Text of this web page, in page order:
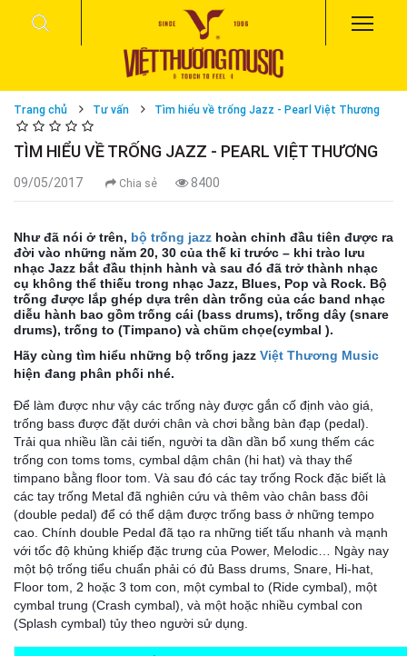
Trang chủ Tư vấn Tìm hiểu về trống Jazz - Pearl Việt Thương
TÌM HIỂU VỀ TRỐNG JAZZ - PEARL VIỆT THƯƠNG
09/05/2017 Chia sẻ 8400
Như đã nói ở trên, bộ trống jazz hoàn chỉnh đầu tiên được ra
đời vào những năm 20, 30 của thế kỉ trước – khi trào lưu
nhạc Jazz bắt đầu thịnh hành và sau đó đã trở thành nhạc
cụ không thể thiếu trong nhạc Jazz, Blues, Pop và Rock. Bộ
trống được lắp ghép dựa trên dàn trống của các band nhạc
diễu hành bao gồm trống cái (bass drums), trống dây (snare
drums), trống to (Timpano) và chũm chọe(cymbal ).
Hãy cùng tìm hiểu những bộ trống jazz Việt Thương Music
hiện đang phân phối nhé.
Để làm được như vậy các trống này được gắn cố định vào giá,
trống bass được đặt dưới chân và chơi bằng bàn đạp (pedal).
Trải qua nhiều lần cải tiến, người ta dần dần bổ xung thếm các
trống con toms toms, cymbal dậm chân (hi hat) và thay thế
timpano bằng floor tom. Và sau đó các tay trống Rock đặc biết là
các tay trống Metal đã nghiên cứu và thêm vào chân bass đôi
(double pedal) để có thể dậm được trống bass ở những tempo
cao. Chính double Pedal đã tạo ra những tiết tấu nhanh và mạnh
với tốc độ khủng khiếp đặc trưng của Power, Melodic… Ngày nay
một bộ trống tiểu chuẩn phải có đủ Bass drums, Snare, Hi-hat,
Floor tom, 2 hoặc 3 tom con, một cymbal to (Ride cymbal), một
cymbal trung (Crash cymbal), và một hoặc nhiều cymbal con
(Splash cymbal) tủy theo người sử dụng.